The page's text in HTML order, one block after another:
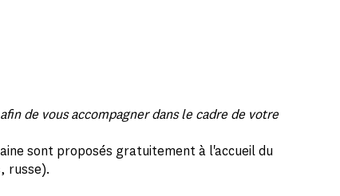
de vous accompagner dans le cadre de votre
sont proposés gratuitement à l'accueil du
russe).